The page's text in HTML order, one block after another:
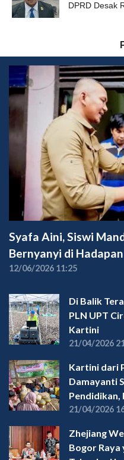
DPRD Desak
Syafa Aini, Siswi
Bernyanyi di
12/06/2026 11:25
Di Balik
PLN UPT
Kartini
21/04/2026
Kartini dari
Damayanti
Pendidikan,
21/04/2026
Zhejiang
Bogor Raya